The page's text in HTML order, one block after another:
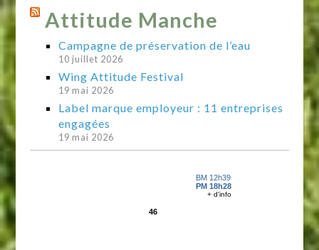
Attitude Manche
Campagne de préservation de l’eau
10 juillet 2026
Wing Attitude Festival
19 mai 2026
Label marque employeur : 11 entreprises
engagées
19 mai 2026